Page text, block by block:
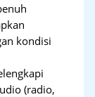
kondisi
(radio,